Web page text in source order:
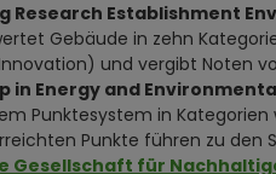
Research Establishment
Gebäude in zehn
und vergibt Noten
in Energy and
Punktesystem in
Punkte führen zu den
Gesellschaft für